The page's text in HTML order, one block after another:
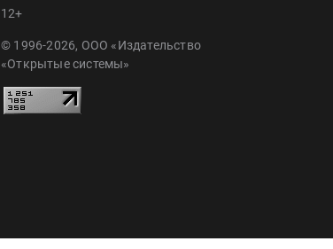
12+
© 1996-2026, ООО «Издательство
«Открытые системы»